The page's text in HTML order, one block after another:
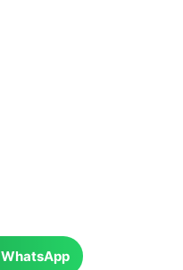
WhatsApp